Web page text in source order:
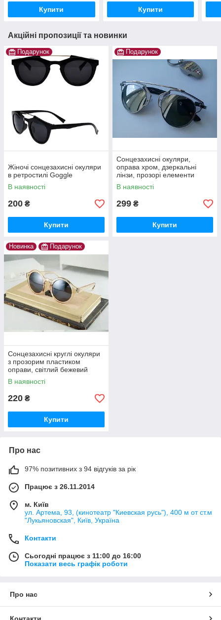
Купити Купити
Акційні пропозиції та новинки
Подарунок
Жіночі сонцезахисні окуляри
в ретростилі Goggle
В наявності
200 ₴
Купити
Подарунок
Сонцезахисні окуляри,
оправа хром, дзеркальні
лінзи, прозорі елементи
оправи
В наявності
299 ₴
Купити
Новинка Подарунок
Сонцезахисні круглі окуляри
з прозорим пластиком
оправи, світлий бежевий
колір
В наявності
220 ₴
Купити
Про нас
97% позитивних з 94 відгуків за рік
Працює з 26.11.2014
м. Київ
ул. Артема, 93, (кинотеатр "Киевская русь"), 400 м от ст.м
"Лукьяновская", Київ, Україна
Контакти
Сьогодні працює з 11:00 до 16:00
Показати весь графік роботи
Про нас